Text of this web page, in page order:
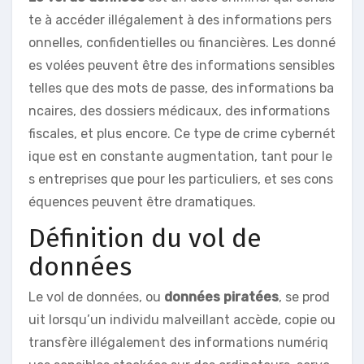
te à accéder illégalement à des informations pers
onnelles, confidentielles ou financières. Les donné
es volées peuvent être des informations sensibles
telles que des mots de passe, des informations ba
ncaires, des dossiers médicaux, des informations
fiscales, et plus encore. Ce type de crime cybernét
ique est en constante augmentation, tant pour le
s entreprises que pour les particuliers, et ses cons
équences peuvent être dramatiques.
Définition du vol de
données
Le vol de données, ou données piratées, se prod
uit lorsqu’un individu malveillant accède, copie ou
transfère illégalement des informations numériq